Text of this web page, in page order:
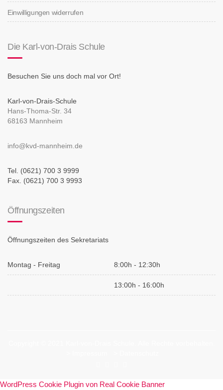
Einwilligungen widerrufen
Die Karl-von-Drais Schule
Besuchen Sie uns doch mal vor Ort!
Karl-von-Drais-Schule
Hans-Thoma-Str. 34
68163 Mannheim
info@kvd-mannheim.de
Tel. (0621) 700 3 9999
Fax. (0621) 700 3 9993
Öffnungszeiten
Öffnungszeiten des Sekretariats
Montag - Freitag 8:00h - 12:30h
13:00h - 16:00h
WordPress Cookie Plugin von Real Cookie Banner